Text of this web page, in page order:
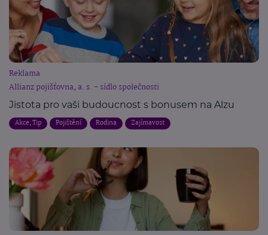
Reklama
Allianz pojišťovna, a. s. - sídlo společnosti
Jistota pro vaši budoucnost s bonusem na Alzu
Akce, Tip Pojištění Rodina Zajímavost